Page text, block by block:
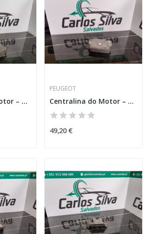
Centralina do Motor – PEUGEOT 106 (1A, 1C)
PEUGEOT
Centralina do Motor – PEUGEOT 106 II (1A_, 1C_)
49,20 €